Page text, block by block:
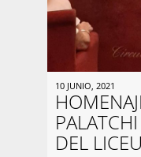
10 JUNIO, 2021
DEL LICEU